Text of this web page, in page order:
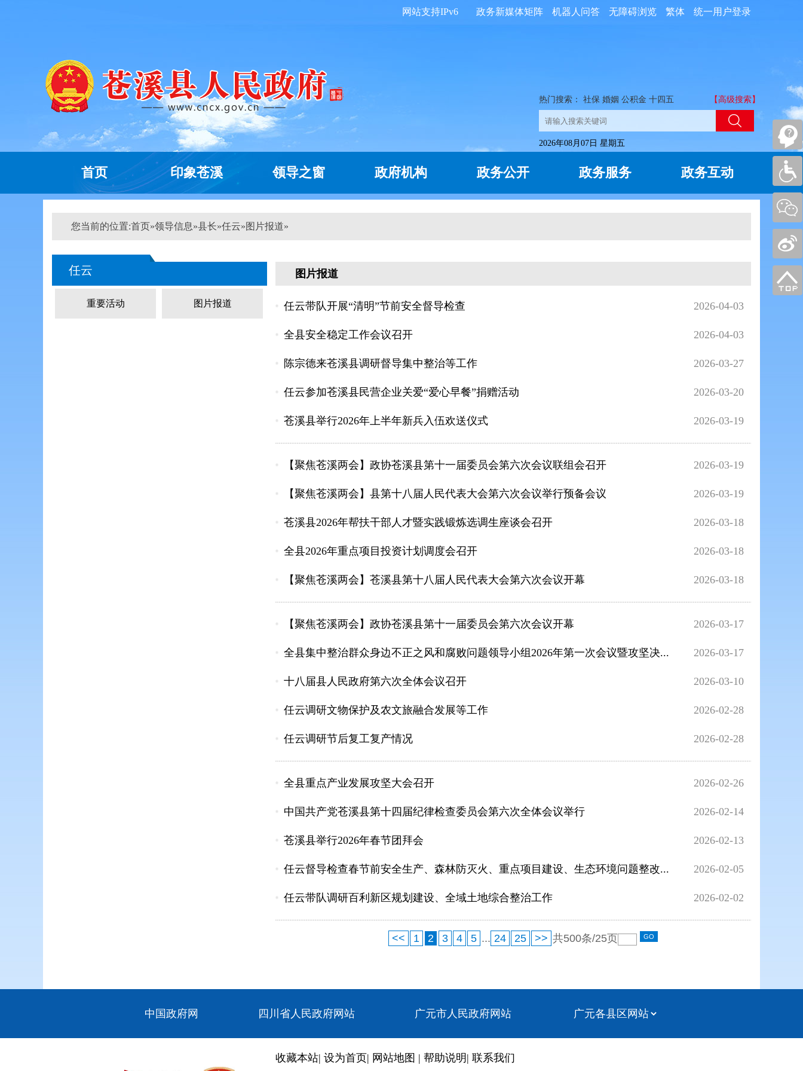
统一用户登录
繁体
无障碍浏览
机器人问答
政务新媒体矩阵
网站支持IPv6
热门搜索： 社保 婚姻 公积金 十四五 【高级搜索】
2026年08月07日 星期五
首页 印象苍溪 领导之窗 政府机构 政务公开 政务服务 政务互动
您当前的位置:首页»领导信息»县长»任云»图片报道»
任云
重要活动 图片报道
图片报道
任云带队开展“清明”节前安全督导检查 2026-04-03
全县安全稳定工作会议召开 2026-04-03
陈宗德来苍溪县调研督导集中整治等工作 2026-03-27
任云参加苍溪县民营企业关爱“爱心早餐”捐赠活动 2026-03-20
苍溪县举行2026年上半年新兵入伍欢送仪式 2026-03-19
【聚焦苍溪两会】政协苍溪县第十一届委员会第六次会议联组会召开 2026-03-19
【聚焦苍溪两会】县第十八届人民代表大会第六次会议举行预备会议 2026-03-19
苍溪县2026年帮扶干部人才暨实践锻炼选调生座谈会召开 2026-03-18
全县2026年重点项目投资计划调度会召开 2026-03-18
【聚焦苍溪两会】苍溪县第十八届人民代表大会第六次会议开幕 2026-03-18
【聚焦苍溪两会】政协苍溪县第十一届委员会第六次会议开幕 2026-03-17
全县集中整治群众身边不正之风和腐败问题领导小组2026年第一次会议暨攻坚决... 2026-03-17
十八届县人民政府第六次全体会议召开 2026-03-10
任云调研文物保护及农文旅融合发展等工作 2026-02-28
任云调研节后复工复产情况 2026-02-28
全县重点产业发展攻坚大会召开 2026-02-26
中国共产党苍溪县第十四届纪律检查委员会第六次全体会议举行 2026-02-14
苍溪县举行2026年春节团拜会 2026-02-13
任云督导检查春节前安全生产、森林防灭火、重点项目建设、生态环境问题整改... 2026-02-05
任云带队调研百利新区规划建设、全域土地综合整治工作 2026-02-02
<< 1 2 3 4 5 ... 24 25 >> 共500条/25页
中国政府网 四川省人民政府网站 广元市人民政府网站
收藏本站| 设为首页| 网站地图 | 帮助说明 | 联系我们